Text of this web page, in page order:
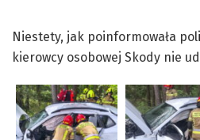
Niestety, jak poinformowała
kierowcy osobowej Skody nie